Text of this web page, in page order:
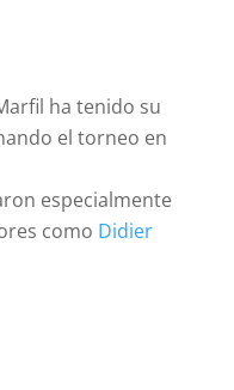
ha tenido su
el torneo en
especialmente
como Didier